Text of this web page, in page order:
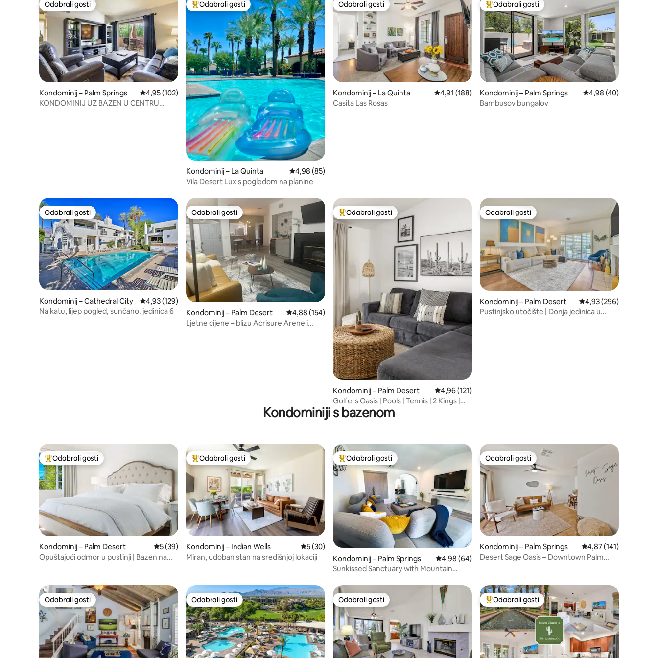
Odabrali gosti
Odabrali gosti
Kondominij – Palm Springs Prosječna ocjena: 4,95/5, recenzija: 102
4,95 (102)
KONDOMINIJ UZ BAZEN U CENTRU
Među najviše rangiranima s oznakom „Odabrali gosti”
Odabrali gosti
Kondominij – La Quinta Prosječna ocjena: 4,98/5, recenzija: 85
4,98 (85)
Vila Desert Lux s pogledom na planine
Odabrali gosti
Odabrali gosti
Kondominij – La Quinta Prosječna ocjena: 4,91/5, recenzija: 188
4,91 (188)
Casita Las Rosas
Među najviše rangiranima s oznakom „Odabrali gosti”
Odabrali gosti
Kondominij – Palm Springs Prosječna ocjena:
4,98 (40)
Bambusov bungalov
Odabrali gosti
Odabrali gosti
Kondominij – Cathedral City Prosječna ocjena: 4,93/5, recenzija: 129
4,93 (129)
Na katu, lijep pogled, sunčano. jedinica 6
Odabrali gosti
Odabrali gosti
Kondominij – Palm Desert Prosječna ocjena: 4,88/5, recenzija: 154
4,88 (154)
Ljetne cijene – blizu Acrisure Arene i
Među najviše rangiranima s oznakom „Odabrali gosti”
Odabrali gosti
Kondominij – Palm Desert Prosječna ocjena: 4,96/5, recenzija: 121
4,96 (121)
Golfers Oasis | Pools | Tennis | 2 Kings |
Pets
Odabrali gosti
Odabrali gosti
Kondominij – Palm Desert Prosječna ocjena:
4,93 (296)
Pustinjsko utočište | Donja jedinica u
Kondominiji s bazenom
Među najviše rangiranima s oznakom „Odabrali gosti”
Odabrali gosti
Kondominij – Palm Desert Prosječna ocjena: 5/5, recenzija: 39
5 (39)
Opuštajući odmor u pustinji | Bazen na
Među najviše rangiranima s oznakom „Odabrali gosti”
Odabrali gosti
Kondominij – Indian Wells Prosječna ocjena: 5/5, recenzija: 30
5 (30)
Miran, udoban stan na središnjoj lokaciji
Među najviše rangiranima s oznakom „Odabrali gosti”
Odabrali gosti
Kondominij – Palm Springs Prosječna ocjena: 4,98/5, recenzija: 64
4,98 (64)
Sunkissed Sanctuary with Mountain
Odabrali gosti
Odabrali gosti
Kondominij – Palm Springs Prosječna ocjena:
4,87 (141)
Desert Sage Oasis – Downtown Palm
Odabrali gosti
Odabrali gosti Odabrali gosti
Odabrali gosti Odabrali gosti
Odabrali gosti Među najviše rangiranima s oznakom „Odabrali gosti”
Odabrali gosti